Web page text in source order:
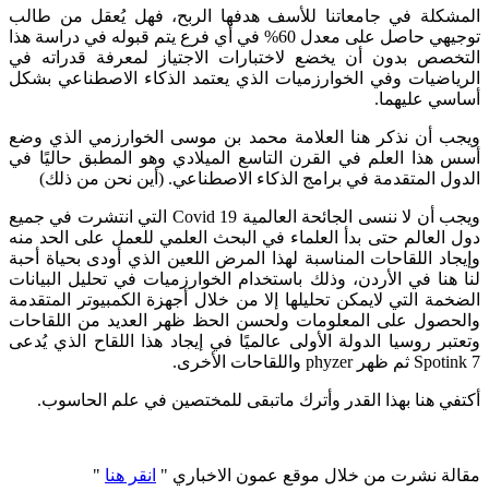
المشكلة في جامعاتنا للأسف هدفها الربح، فهل يُعقل من طالب
توجيهي حاصل على معدل 60% في أي فرع يتم قبوله في دراسة هذا
التخصص بدون أن يخضع لاختبارات الاجتياز لمعرفة قدراته في
الرياضيات وفي الخوارزميات الذي يعتمد الذكاء الاصطناعي بشكل
أساسي عليهما.
ويجب أن نذكر هنا العلامة محمد بن موسى الخوارزمي الذي وضع
أسس هذا العلم في القرن التاسع الميلادي وهو المطبق حاليًا في
الدول المتقدمة في برامج الذكاء الاصطناعي. (أين نحن من ذلك)
ويجب أن لا ننسى الجائحة العالمية Covid 19 التي انتشرت في جميع
دول العالم حتى بدأ العلماء في البحث العلمي للعمل على الحد منه
وإيجاد اللقاحات المناسبة لهذا المرض اللعين الذي أودى بحياة أحبة
لنا هنا في الأردن، وذلك باستخدام الخوارزميات في تحليل البيانات
الضخمة التي لايمكن تحليلها إلا من خلال أجهزة الكمبيوتر المتقدمة
والحصول على المعلومات ولحسن الحظ ظهر العديد من اللقاحات
وتعتبر روسيا الدولة الأولى عالميًا في إيجاد هذا اللقاح الذي يُدعى
Spotink 7 ثم ظهر phyzer واللقاحات الأخرى.
أكتفي هنا بهذا القدر وأترك ماتبقى للمختصين في علم الحاسوب.
مقالة نشرت من خلال موقع عمون الاخباري " انقر هنا "